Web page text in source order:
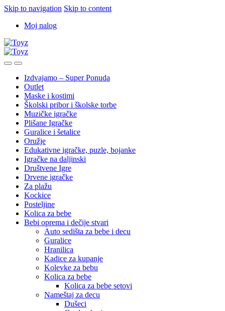
Skip to navigation Skip to content
Moj nalog
Izdvajamo – Super Ponuda
Outlet
Maske i kostimi
Školski pribor i školske torbe
Muzičke igračke
Plišane Igračke
Guralice i šetalice
Oružje
Edukativne igračke, puzle, bojanke
Igračke na daljinski
Društvene Igre
Drvene igračke
Za plažu
Kockice
Posteljine
Kolica za bebe
Bebi oprema i dečije stvari
Auto sedišta za bebe i decu
Guralice
Hranilica
Kadice za kupanje
Kolevke za bebu
Kolica za bebe
Kolica za bebe setovi
Nameštaj za decu
Dušeci